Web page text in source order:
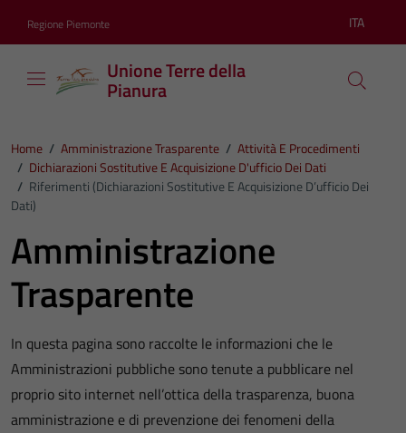
Regione Piemonte Lingua
ITA
Unione Terre della
Pianura
Home / Amministrazione Trasparente / Attività E Procedimenti
/ Dichiarazioni Sostitutive E Acquisizione D'ufficio Dei Dati
/ Riferimenti (Dichiarazioni Sostitutive E Acquisizione D’ufficio Dei
Dati)
Amministrazione
Trasparente
In questa pagina sono raccolte le informazioni che le
Amministrazioni pubbliche sono tenute a pubblicare nel
proprio sito internet nell’ottica della trasparenza, buona
amministrazione e di prevenzione dei fenomeni della